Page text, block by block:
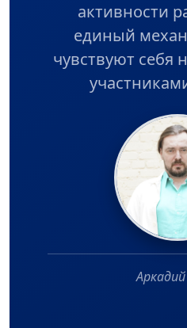
активности
единый
чувствуют себя